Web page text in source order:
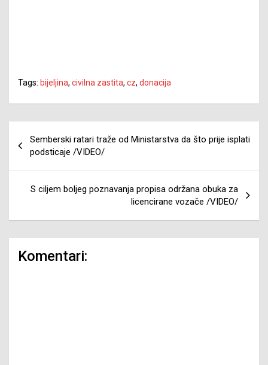
Tags: bijeljina, civilna zastita, cz, donacija
članaka
Semberski ratari traže od Ministarstva da što prije isplati
podsticaje /VIDEO/
S ciljem boljeg poznavanja propisa održana obuka za
licencirane vozače /VIDEO/
Komentari: